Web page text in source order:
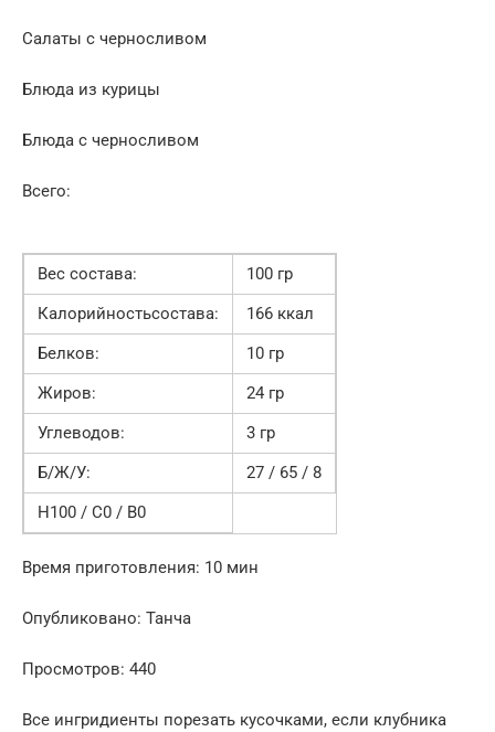
Салаты с черносливом
Блюда из курицы
Блюда с черносливом
Всего:
Вес состава:
100 гр
Калорийностьсостава:
166 ккал
Белков:
10 гр
Жиров:
24 гр
Углеводов:
3 гр
Б/Ж/У:
27 / 65 / 8
Н100 / С0 / В0
Время приготовления: 10 мин
Опубликовано: Танча
Просмотров: 440
Все ингридиенты порезать кусочками, если клубника